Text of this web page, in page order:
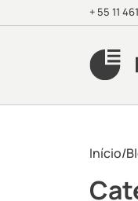
+ 55 11
Início/